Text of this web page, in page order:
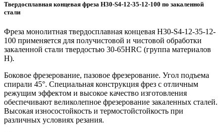
Твердосплавная концевая фреза H30-S4-12-35-12-100 по закаленной
стали
Фреза монолитная твердосплавная концевая H30-S4-12-35-12-
100 применяется для получистовой и чистовой обработки
закаленной стали твердостью 30-65HRC (группа материалов
H).
Боковое фрезерование, пазовое фрезерование. Угол подъема
спирали 45°. Специальная конструкция фрез с отличным
режущим эффектом и высокое качество изготовления
обеспечивают великолепное фрезерование закаленных сталей.
Высокая износостойкость и термостойстойкость при
различных условиях резания.